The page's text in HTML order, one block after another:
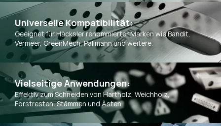
Universelle Kompatibilität:
Geeignet für Häcksler renommierter Marken wie Bandit,
Vermeer, GreenMech, Pallmann und weitere.
Vielseitige Anwendungen:
Effektiv zum Schneiden von Hartholz, Weichholz,
Forstresten, Stämmen und Ästen.